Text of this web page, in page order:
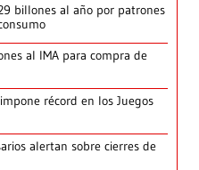
billones al año por patrones
al IMA para compra de
récord en los Juegos
alertan sobre cierres de